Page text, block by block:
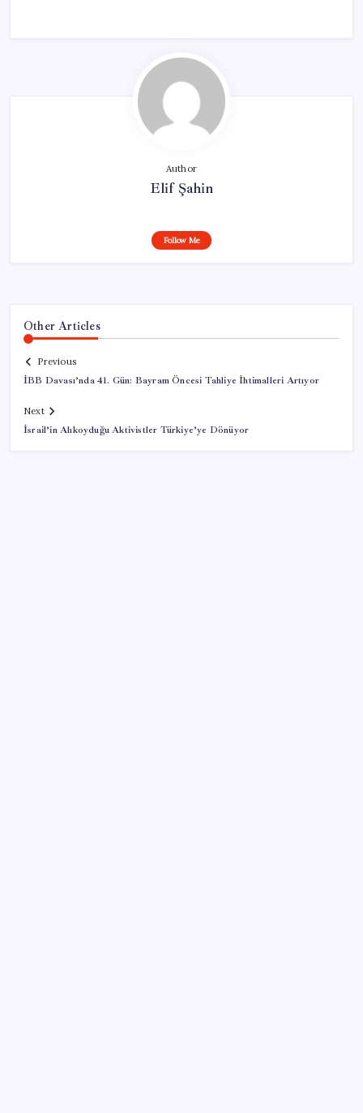
Author
Elif Şahin
Follow Me
Other Articles
Previous
İBB Davası’nda 41. Gün: Bayram Öncesi Tahliye İhtimalleri Artıyor
Next
İsrail’in Alıkoyduğu Aktivistler Türkiye’ye Dönüyor